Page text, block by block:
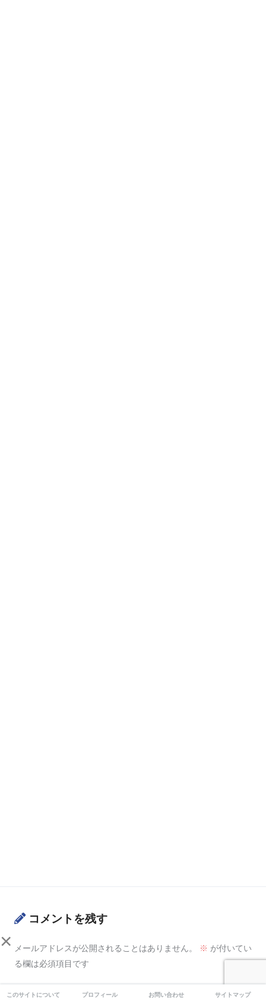
コメントを残す
メールアドレスが公開されることはありません。 ※ が付いてい
る欄は必須項目です
コメント※
×
このサイトについて プロフィール お問い合わせ サイトマップ